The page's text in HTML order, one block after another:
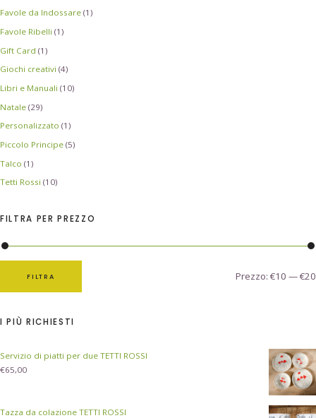
Favole da Indossare (1)
Favole Ribelli (1)
Gift Card (1)
Giochi creativi (4)
Libri e Manuali (10)
Natale (29)
Personalizzato (1)
Piccolo Principe (5)
Talco (1)
Tetti Rossi (10)
FILTRA PER PREZZO
FILTRA Prezzo: €10 —€20
I PIÙ RICHIESTI
Servizio di piatti per due TETTI ROSSI
€65,00
Tazza da colazione TETTI ROSSI